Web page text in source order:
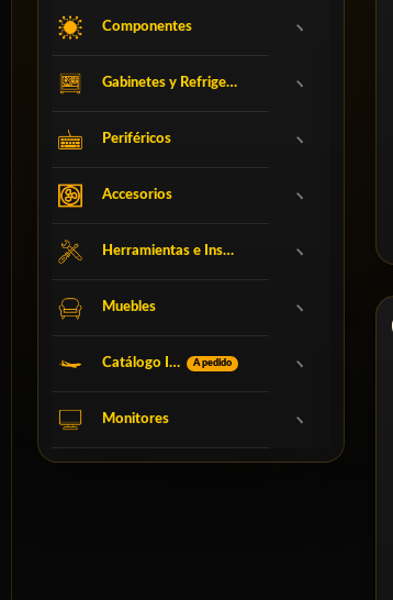
Componentes
Gabinetes y Refrigeración
Periféricos
Accesorios
Herramientas e Insumos
Muebles
Catálogo Internacional A pedido
Monitores